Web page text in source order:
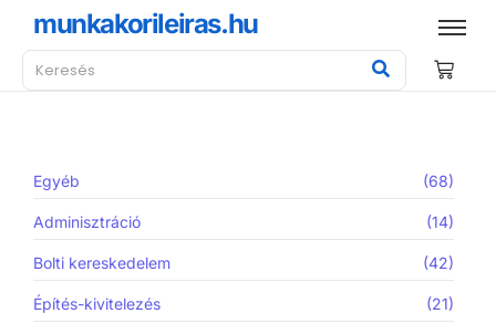
munkakorileiras.hu
Egyéb (68)
Adminisztráció (14)
Bolti kereskedelem (42)
Építés-kivitelezés (21)